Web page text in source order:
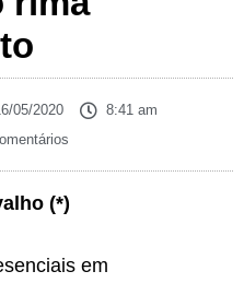
05/2020
8:41 am
(*)
em